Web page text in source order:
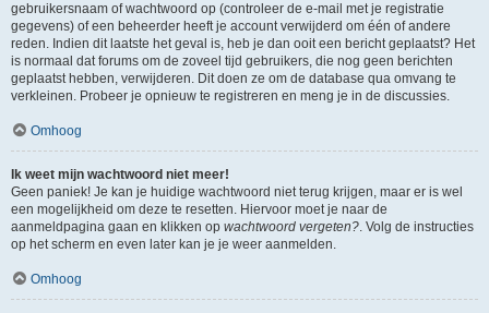
gebruikersnaam of wachtwoord op (controleer de e-mail met je registratie
gegevens) of een beheerder heeft je account verwijderd om één of andere
reden. Indien dit laatste het geval is, heb je dan ooit een bericht geplaatst? Het
is normaal dat forums om de zoveel tijd gebruikers, die nog geen berichten
geplaatst hebben, verwijderen. Dit doen ze om de database qua omvang te
verkleinen. Probeer je opnieuw te registreren en meng je in de discussies.
Omhoog
Ik weet mijn wachtwoord niet meer!
Geen paniek! Je kan je huidige wachtwoord niet terug krijgen, maar er is wel
een mogelijkheid om deze te resetten. Hiervoor moet je naar de
aanmeldpagina gaan en klikken op wachtwoord vergeten?. Volg de instructies
op het scherm en even later kan je je weer aanmelden.
Omhoog